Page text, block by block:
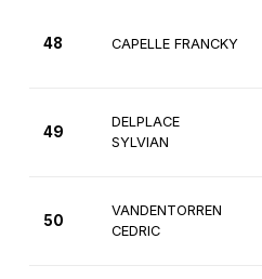
48 CAPELLE FRANCKY
49
DELPLACE
SYLVIAN
50
VANDENTORREN
CEDRIC